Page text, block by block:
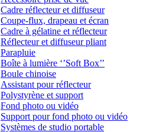
Cadre réflecteur et diffuseur
Coupe-flux, drapeau et écran
Cadre à gélatine et réflecteur
Réflecteur et diffuseur pliant
Parapluie
Boîte à lumière ‘’Soft Box’’
Boule chinoise
Assistant pour réflecteur
Polystyrène et support
Fond photo ou vidéo
Support pour fond photo ou vidéo
Systèmes de studio portable